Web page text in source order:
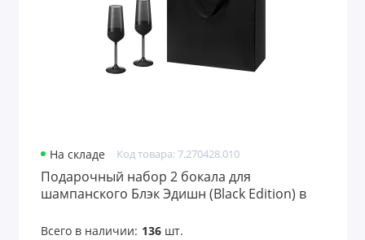
На складе Код товара: 7.270428.010
Подарочный набор 2 бокала для
шампанского Блэк Эдишн (Black Edition) в
Всего в наличии: 136шт.